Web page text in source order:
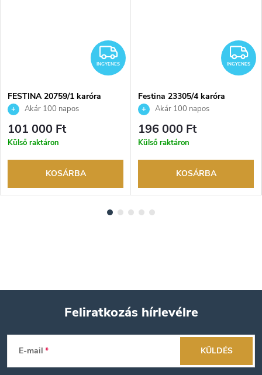
INGYENES
INGYENES
FESTINA 20759/1 karóra
Akár 100 napos
visszaküldési lehetőség. Hivatalos
márkakereskedő.
101 000 Ft
Külső raktáron
KOSÁRBA
INGYENES
Festina 23305/4 karóra
Akár 100 napos
visszaküldési lehetőség. Hivatalos
márkakereskedő.
196 000 Ft
Külső raktáron
KOSÁRBA
L
á
Feliratkozás hírlevélre
E-mail KÜLDÉS